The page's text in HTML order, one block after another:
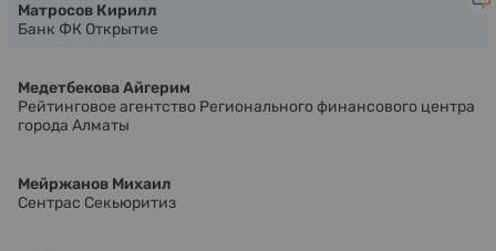
Матросов Кирилл
Банк ФК Открытие
Медетбекова Айгерим
Рейтинговое агентство Регионального финансового центра
города Алматы
Мейржанов Михаил
Сентрас Секьюритиз